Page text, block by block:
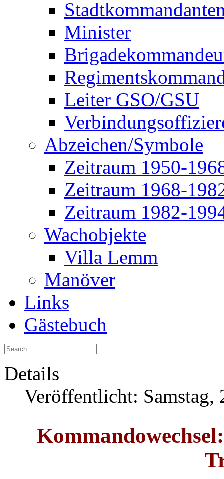
Minister
Leiter GSO/GSU
Abzeichen/Symbole
Zeitraum 1950-
Zeitraum 1968-
Zeitraum 1982-
Wachobjekte
Villa Lemm
Manöver
Links
Gästebuch
Details
Veröffentlicht: